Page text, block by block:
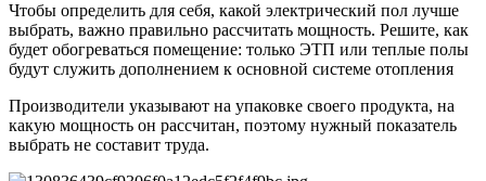
Чтобы определить для себя, какой электрический пол лучше
выбрать, важно правильно рассчитать мощность. Решите, как
будет обогреваться помещение: только ЭТП или теплые полы
будут служить дополнением к основной системе отопления
Производители указывают на упаковке своего продукта, на
какую мощность он рассчитан, поэтому нужный показатель
выбрать не составит труда.